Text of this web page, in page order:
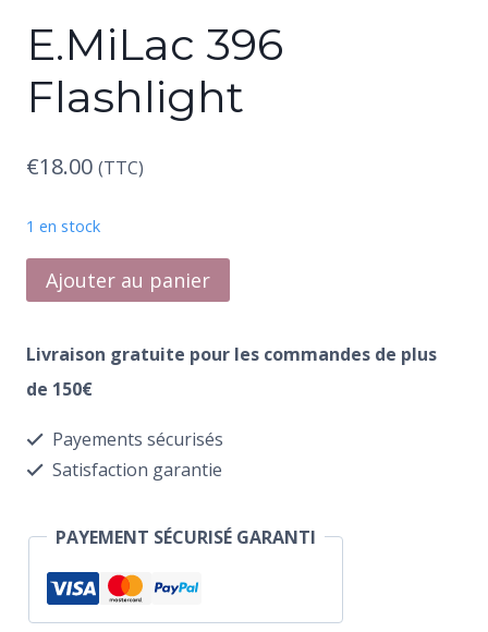
E.MiLac 396
Flashlight
€18.00 (TTC)
1 en stock
quantité
de
E.MiLac
396
Ajouter au panier
Livraison gratuite pour les commandes de plus
de 150€
Payements sécurisés
Satisfaction garantie
PAYEMENT SÉCURISÉ GARANTI